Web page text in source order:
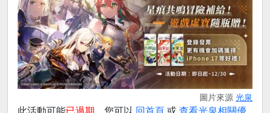
圖片來源 光泉
此活動可能已過期 ，您可以 回首頁 或 查看光泉相關優